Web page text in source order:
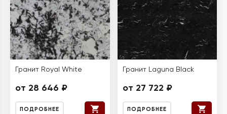
Гранит Royal White
от 28 646 ₽
ПОДРОБНЕЕ
Гранит Laguna Black
от 27 722 ₽
ПОДРОБНЕЕ